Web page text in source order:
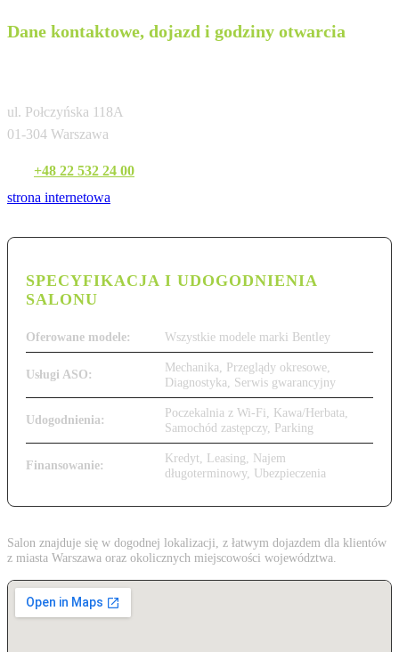
Dane kontaktowe, dojazd i godziny otwarcia
ul. Połczyńska 118A
01-304 Warszawa
+48 22 532 24 00
strona internetowa
SPECYFIKACJA I UDOGODNIENIA
SALONU
Oferowane modele: Wszystkie modele marki Bentley
Usługi ASO:
Mechanika, Przeglądy okresowe,
Diagnostyka, Serwis gwarancyjny
Udogodnienia:
Poczekalnia z Wi-Fi, Kawa/Herbata,
Samochód zastępczy, Parking
Finansowanie:
Kredyt, Leasing, Najem
długoterminowy, Ubezpieczenia
Salon znajduje się w dogodnej lokalizacji, z łatwym dojazdem dla klientów
z miasta Warszawa oraz okolicznych miejscowości województwa.